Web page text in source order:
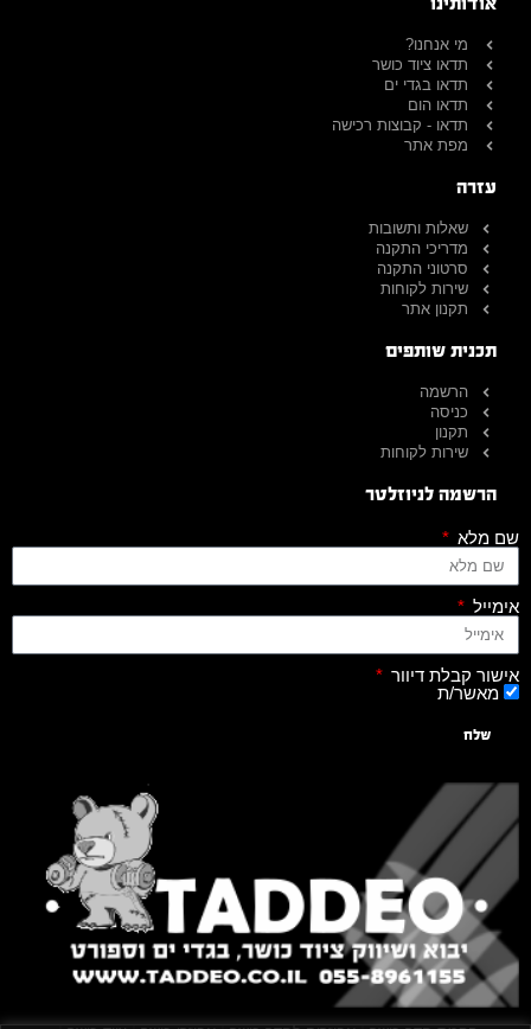
מי אנחנו?
תדאו ציוד כושר
תדאו בגדי ים
תדאו הום
תדאו - קבוצות רכישה
מפת אתר
עזרה
שאלות ותשובות
מדריכי התקנה
סרטוני התקנה
שירות לקוחות
תקנון אתר
תכנית שותפים
הרשמה
כניסה
תקנון
שירות לקוחות
הרשמה לניוזלטר
שם מלא
אימייל
אישור קבלת דיוור
מאשר/ת
שלח